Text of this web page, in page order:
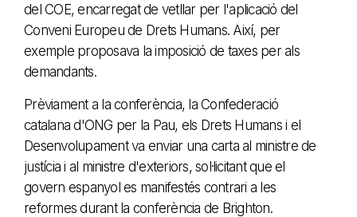
del COE, encarregat de vetllar per l'aplicació del
Conveni Europeu de Drets Humans. Així, per
exemple proposava la imposició de taxes per als
demandants.
Prèviament a la conferència, la Confederació
catalana d'ONG per la Pau, els Drets Humans i el
Desenvolupament va enviar una carta al ministre de
justícia i al ministre d'exteriors, sol·licitant que el
govern espanyol es manifestés contrari a les
reformes durant la conferència de Brighton.